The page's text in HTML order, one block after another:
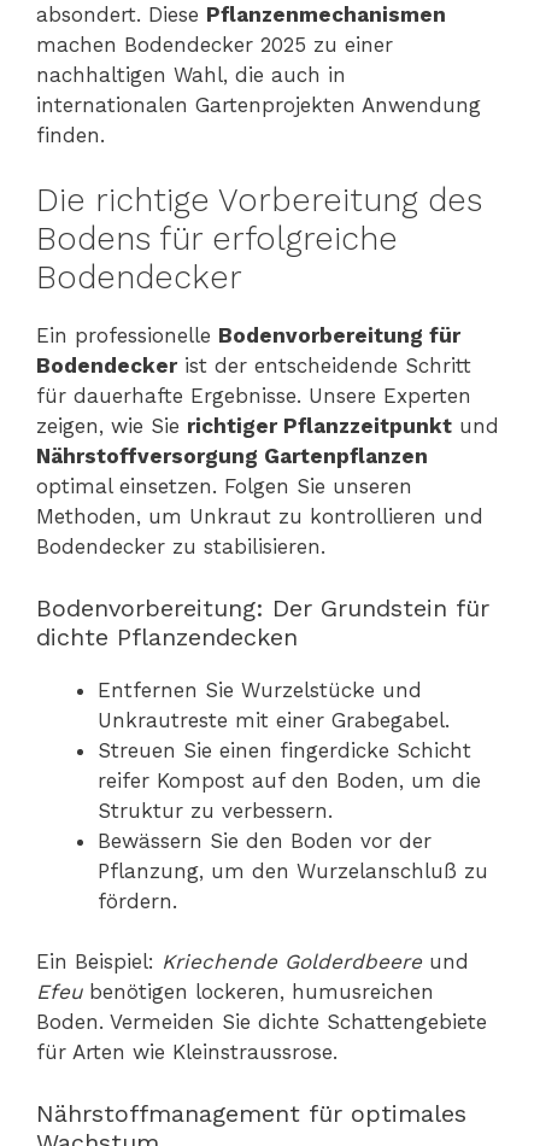
absondert. Diese Pflanzenmechanismen
machen Bodendecker 2025 zu einer
nachhaltigen Wahl, die auch in
internationalen Gartenprojekten Anwendung
finden.
Die richtige Vorbereitung des
Bodens für erfolgreiche
Bodendecker
Ein professionelle Bodenvorbereitung für
Bodendeckerist der entscheidende Schritt
für dauerhafte Ergebnisse. Unsere Experten
zeigen, wie Sie richtiger Pflanzzeitpunkt und
Nährstoffversorgung Gartenpflanzen
optimal einsetzen. Folgen Sie unseren
Methoden, um Unkraut zu kontrollieren und
Bodendecker zu stabilisieren.
Bodenvorbereitung: Der Grundstein für
dichte Pflanzendecken
Entfernen Sie Wurzelstücke und
Unkrautreste mit einer Grabegabel.
Streuen Sie einen fingerdicke Schicht
reifer Kompost auf den Boden, um die
Struktur zu verbessern.
Bewässern Sie den Boden vor der
Pflanzung, um den Wurzelanschluß zu
fördern.
Ein Beispiel: Kriechende Golderdbeere und
Efeubenötigen lockeren, humusreichen
Boden. Vermeiden Sie dichte Schattengebiete
für Arten wie Kleinstraussrose.
Nährstoffmanagement für optimales